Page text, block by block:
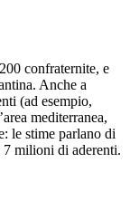
confraternite, e
Anche a
(ad esempio,
mediterranea,
le stime parlano di
7 milioni di aderenti.